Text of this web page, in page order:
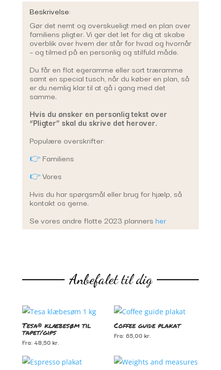
Beskrivelse:
Gør det nemt og overskueligt med en plan over
familiens pligter. Vi gør det let for dig at skabe
overblik over hvem der står for hvad og hvornår
– og tilmed på en personlig og stilfuld måde.
Du får en flot egeramme eller sort træramme
samt en special tusch, når du køber en plan, så
er du nemlig klar til at gå i gang med det
samme.
Hvis du ønsker en personlig tekst over
“Pligter” skal du skrive det herover.
Populære overskrifter:
👉Familiens
👉Vores
Hvis du har spørgsmål eller brug for hjælp, så
kontakt os gerne.
Se vores andre flotte 2023 planners her
Anbefalet til dig
Tesa® klæbesøm til
tapet/gips
Fra: 48,50 kr.
Coffee guide plakat
Fra:65,00kr.